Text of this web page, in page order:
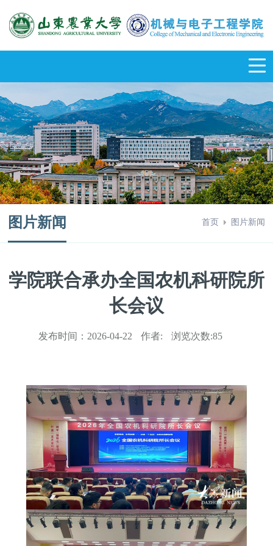
图片新闻 首页 图片新闻
学院联合承办全国农机科研院所
长会议
发布时间： 2026-04-22 作者: 浏览次数:85